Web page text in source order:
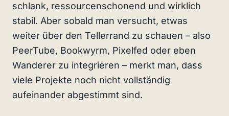
schlank, ressourcenschonend und wirklich
stabil. Aber sobald man versucht, etwas
weiter über den Tellerrand zu schauen – also
PeerTube, Bookwyrm, Pixelfed oder eben
Wanderer zu integrieren – merkt man, dass
viele Projekte noch nicht vollständig
aufeinander abgestimmt sind.